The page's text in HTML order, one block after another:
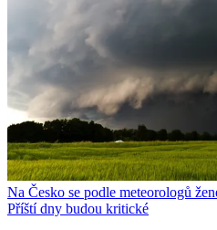
Na Česko se podle meteorologů
Příští dny budou kritické